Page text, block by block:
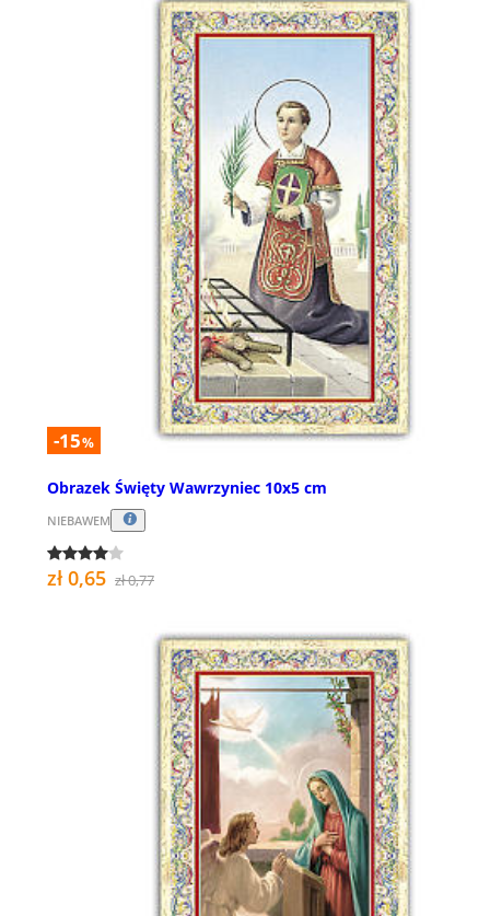
-15%
Obrazek Święty Wawrzyniec 10x5 cm
NIEBAWEM
zł 0,65 zł 0,77